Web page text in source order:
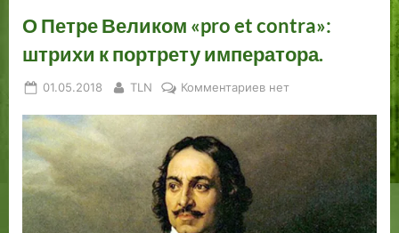
О Петре Великом «pro et contra»:
штрихи к портрету императора.
Posted
01.05.2018 By
TLN Комментариевк
Петре
Великом
«pro
et
contra»:
нет